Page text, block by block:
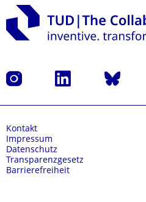
Instagram LinkedIn Bluesky
Kontakt
Impressum
Datenschutz
Transparenzgesetz
Barrierefreiheit